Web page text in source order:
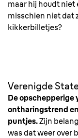
maar hij houdt niet
misschien niet dat
kikkerbilletjes?
Verenigde
De opschepperige
ontharingstrend
puntjes.Zijn
was dat weer over